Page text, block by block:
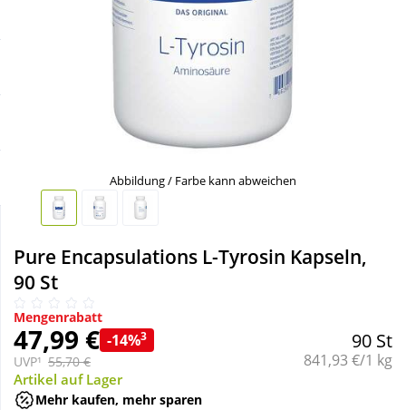
Täglich gut versorgt
Körperpflege & Kosmetik
Nahrungsergänzung
Sanitätshaus
Sport & Fitness
Tierbedarf
Abbildung / Farbe kann abweichen
Pure Encapsulations L-Tyrosin Kapseln,
90 St
Mengenrabatt
47,99 € -14%3
UVP¹ 55,70 €
90 St
Grundpreis:
841,93 €/1 kg
Artikel auf Lager
Mehr kaufen, mehr sparen